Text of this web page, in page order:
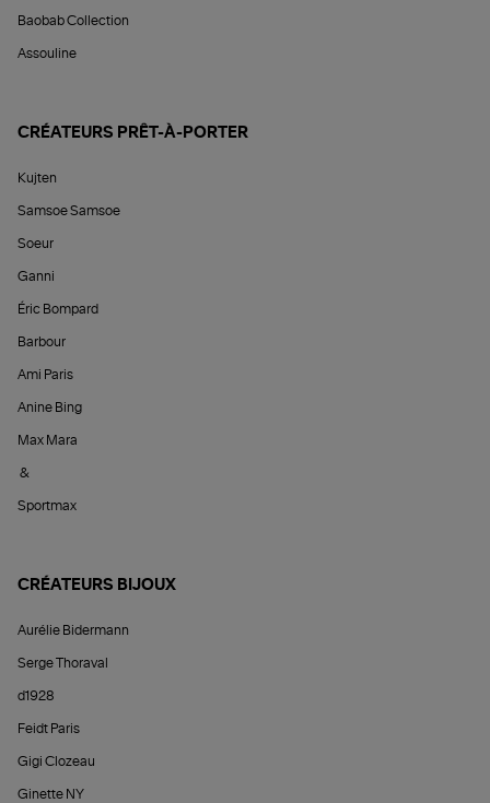
Baobab Collection
Assouline
CRÉATEURS PRÊT-À-PORTER
Kujten
Samsoe Samsoe
Soeur
Ganni
Éric Bompard
Barbour
Ami Paris
Anine Bing
Max Mara
&
Sportmax
CRÉATEURS BIJOUX
Aurélie Bidermann
Serge Thoraval
d1928
Feidt Paris
Gigi Clozeau
Ginette NY